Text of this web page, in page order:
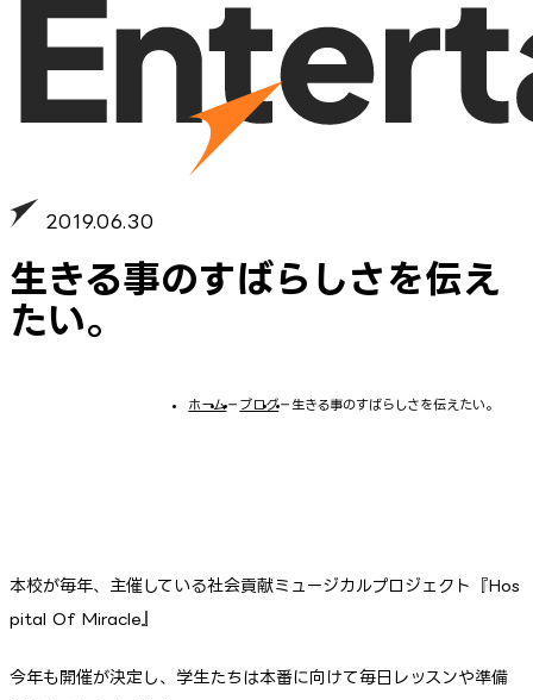
2019.06.30
生きる事のすばらしさを伝え
たい。
ホーム− ブログ− 生きる事のすばらしさを伝えたい。
本校が毎年、主催している社会貢献ミュージカルプロジェクト『Hos
pital Of Miracle』
今年も開催が決定し、学生たちは本番に向けて毎日レッスンや準備